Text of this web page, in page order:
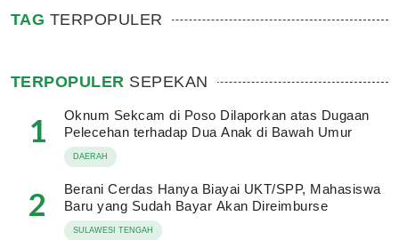
TAG TERPOPULER
TERPOPULER SEPEKAN
1
Oknum Sekcam di Poso Dilaporkan atas Dugaan
Pelecehan terhadap Dua Anak di Bawah Umur
DAERAH
2
Berani Cerdas Hanya Biayai UKT/SPP, Mahasiswa
Baru yang Sudah Bayar Akan Direimburse
SULAWESI TENGAH